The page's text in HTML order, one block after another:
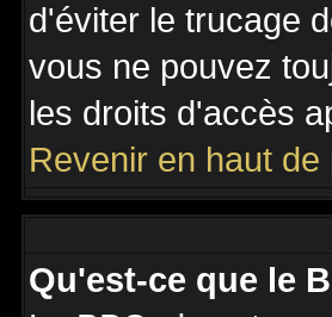
d'éviter le trucage
vous ne pouvez
les droits d'accès
Revenir en haut de
Qu'est-ce que le